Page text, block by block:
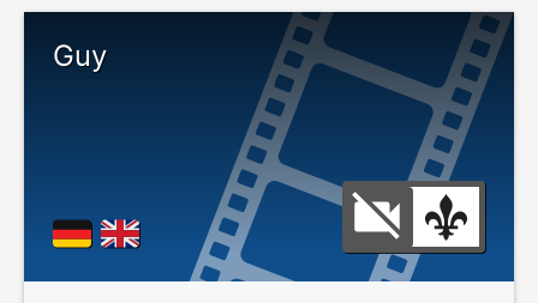
Guy